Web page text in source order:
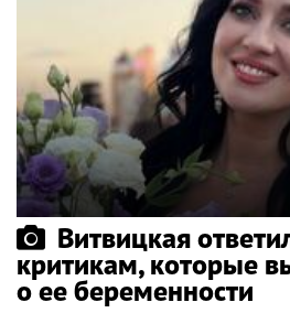
Витвицкая
критикам, которые
о ее беременности